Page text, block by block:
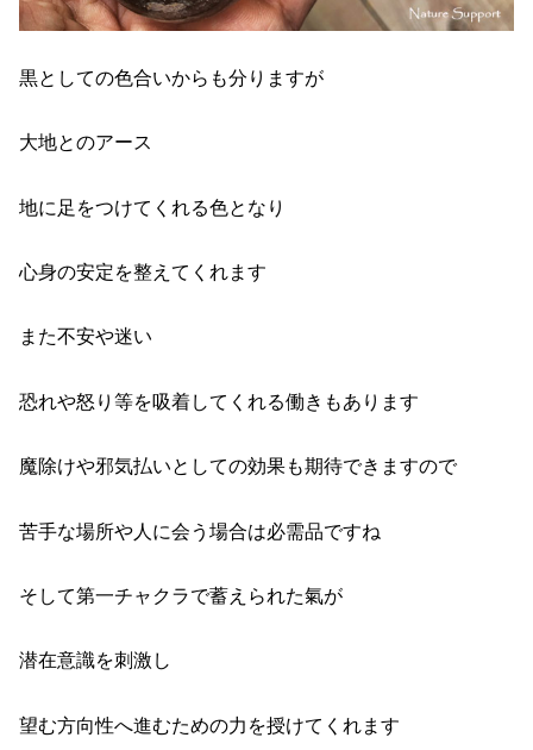
黒としての色合いからも分りますが
大地とのアース
地に足をつけてくれる色となり
心身の安定を整えてくれます
また不安や迷い
恐れや怒り等を吸着してくれる働きもあります
魔除けや邪気払いとしての効果も期待できますので
苦手な場所や人に会う場合は必需品ですね
そして第一チャクラで蓄えられた氣が
潜在意識を刺激し
望む方向性へ進むための力を授けてくれます